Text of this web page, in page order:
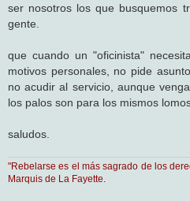
ser nosotros los que busquemos
gente.
que cuando un "oficinista"
motivos personales, no pide
no acudir al servicio, aunque
los palos son para los mismos
saludos.
"Rebelarse es el más sagrado de los
Marquis de La Fayette.